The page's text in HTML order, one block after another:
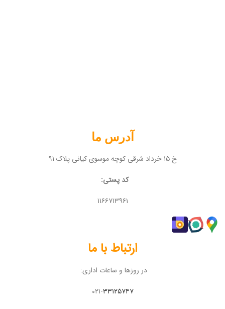
آدرس ما
خ ۱۵ خرداد شرقی کوچه موسوی کیانی پلاک ۹۱
کد پستی:
۱۱۶۶۷۱۳۹۶۱
ارتباط با ما
در روزها و ساعات اداری:
۰۲۱-۳۳۱۲۵۷۴۷